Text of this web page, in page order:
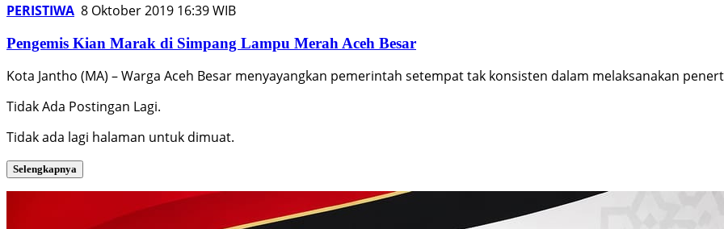
PERISTIWA 8 Oktober 2019 16:39 WIB
Pengemis Kian Marak di Simpang Lampu Merah Aceh Besar
Kota Jantho (MA) – Warga Aceh Besar menyayangkan pemerintah setempat tak konsisten dalam melaksanakan
Tidak Ada Postingan Lagi.
Tidak ada lagi halaman untuk dimuat.
Selengkapnya